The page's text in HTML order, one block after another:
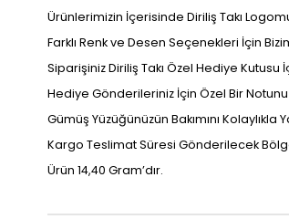
Ürünlerimizin İçerisinde Diriliş Takı
Farklı Renk ve Desen Seçenekleri İçin
Siparişiniz Diriliş Takı Özel Hediye
Hediye Gönderileriniz İçin Özel Bir
Gümüş Yüzüğünüzün Bakımını
Kargo Teslimat Süresi Gönderilecek
Ürün 14,40 Gram’dır.